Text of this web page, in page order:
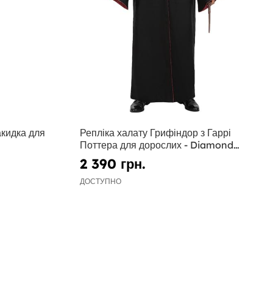
для
Репліка халату Грифіндор з Гаррі
Поттера для дорослих - Diamond
Edition
2 390 грн.
ДОСТУПНО